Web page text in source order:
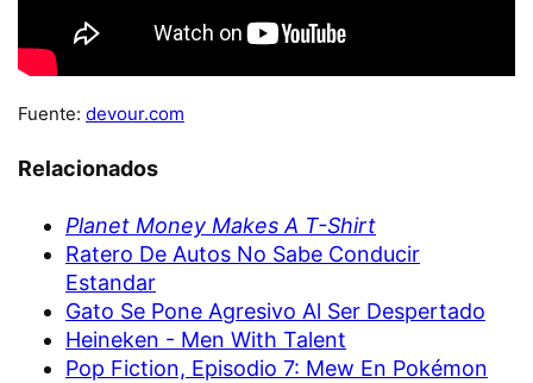
Fuente: devour.com
Relacionados
Planet Money Makes A T-Shirt
Ratero De Autos No Sabe Conducir
Estandar
Gato Se Pone Agresivo Al Ser Despertado
Heineken - Men With Talent
Pop Fiction, Episodio 7: Mew En Pokémon